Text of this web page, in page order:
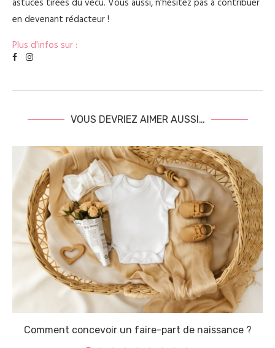
astuces tirées du vécu. Vous aussi, n’hésitez pas à contribuer
en devenant rédacteur !
Plus d'infos sur :
VOUS DEVRIEZ AIMER AUSSI…
Comment concevoir un faire-part de naissance ?